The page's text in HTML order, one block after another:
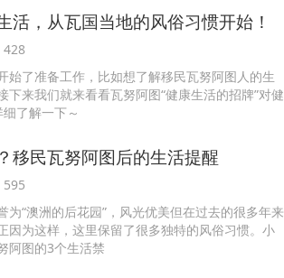
活，从瓦国当地的风俗习惯开始！
428
始了准备工作，比如想了解移民瓦努阿图人的生
来我们就来看看瓦努阿图“健康生活的招牌”对健
了解一下～
移民瓦努阿图后的生活提醒
595
“澳洲的后花园”，风光优美但在过去的很多年来
因为这样，这里保留了很多独特的风俗习惯。小
阿图的3个生活禁